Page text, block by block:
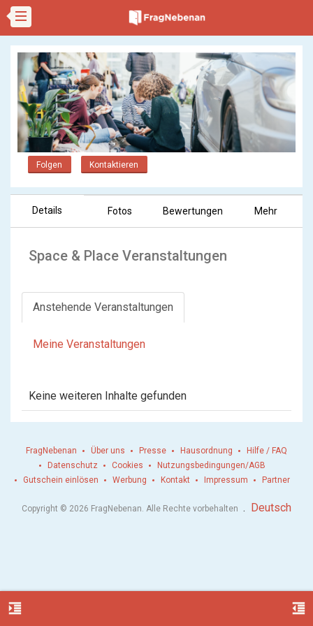
Folgen Kontaktieren
Details Fotos Bewertungen Mehr
Space & Place Veranstaltungen
Anstehende Veranstaltungen
Meine Veranstaltungen
Keine weiteren Inhalte gefunden
format_indent_increase format_indent_decrease
FragNebenan Über uns Presse Hausordnung
Hilfe / FAQ
Datenschutz
Cookies
Nutzungsbedingungen/AGB
Gutschein einlösen
Werbung Kontakt Impressum Partner
Copyright © 2026 FragNebenan. Alle Rechte vorbehalten . Deutsch